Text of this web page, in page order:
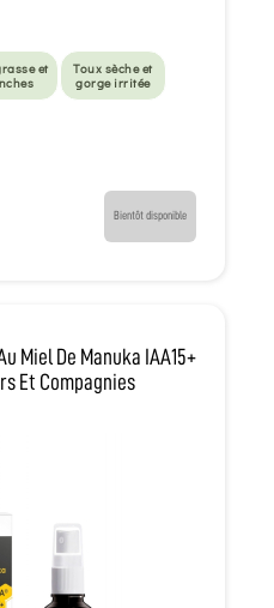
et
Toux sèche et
gorge irritée
Bientôt disponible
Miel De Manuka IAA15+
Et Compagnies